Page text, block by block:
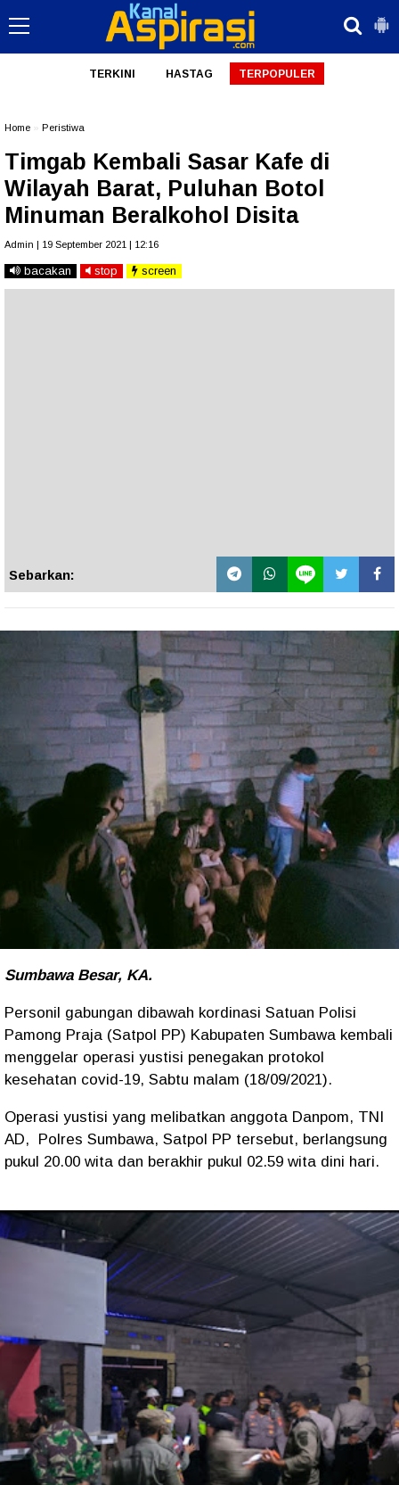
TERKINI HASTAG TERPOPULER
Home Peristiwa
Timgab Kembali Sasar Kafe di
Wilayah Barat, Puluhan Botol
Minuman Beralkohol Disita
Admin | 19 September 2021 | 12:16
bacakan stop screen
Sebarkan:
Sumbawa Besar, KA.
Personil gabungan dibawah kordinasi Satuan Polisi
Pamong Praja (Satpol PP) Kabupaten Sumbawa kembali
menggelar operasi yustisi penegakan protokol
kesehatan covid-19, Sabtu malam (18/09/2021).
Operasi yustisi yang melibatkan anggota Danpom, TNI
AD, Polres Sumbawa, Satpol PP tersebut, berlangsung
pukul 20.00 wita dan berakhir pukul 02.59 wita dini hari.